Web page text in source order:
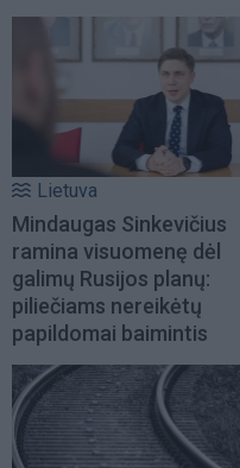
Lietuva
Mindaugas Sinkevičius
ramina visuomenę dėl
galimų Rusijos planų:
piliečiams nereikėtų
papildomai baimintis